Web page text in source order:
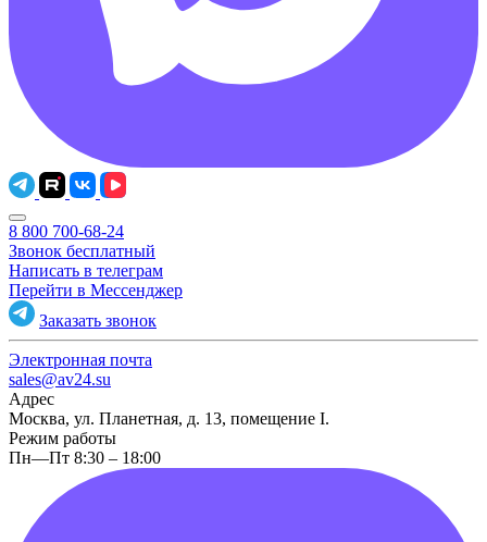
8 800 700-68-24
Звонок бесплатный
Написать в телеграм
Перейти в Мессенджер
Заказать звонок
Электронная почта
sales@av24.su
Адрес
Москва, ул. Планетная, д. 13, помещение I.
Режим работы
Пн—Пт 8:30 – 18:00